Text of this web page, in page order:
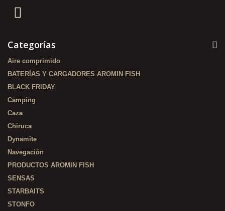
Categorías
Aire comprimido
BATERÍAS Y CARGADORES AROMIN FISH
BLACK FRIDAY
Camping
Caza
Chiruca
Dynamite
Navegación
PRODUCTOS AROMIN FISH
SENSAS
STARBAITS
STONFO